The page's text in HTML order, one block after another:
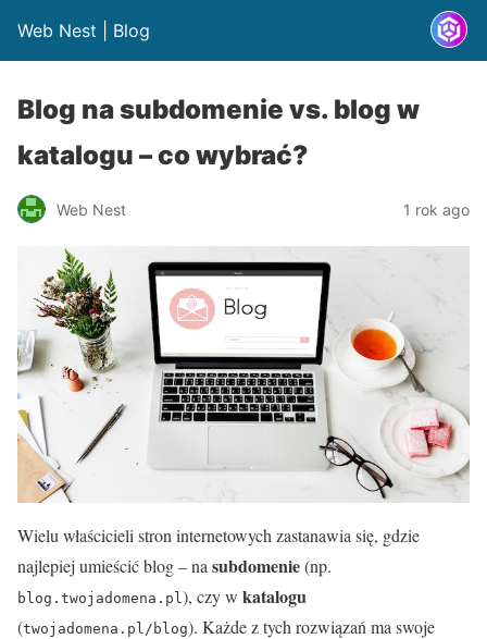
Web Nest | Blog
Blog na subdomenie vs. blog w
katalogu – co wybrać?
Web Nest 1 rok ago
Wielu właścicieli stron internetowych zastanawia się, gdzie
najlepiej umieścić blog – na subdomenie(np.
blog.twojadomena.pl), czy w katalogu
(twojadomena.pl/blog). Każde z tych rozwiązań ma swoje